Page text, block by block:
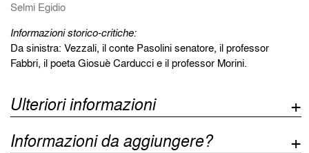
Selmi Egidio
Informazioni storico-critiche:
Da sinistra: Vezzali, il conte Pasolini senatore, il professor
Fabbri, il poeta Giosuè Carducci e il professor Morini.
Ulteriori informazioni
Informazioni da aggiungere?